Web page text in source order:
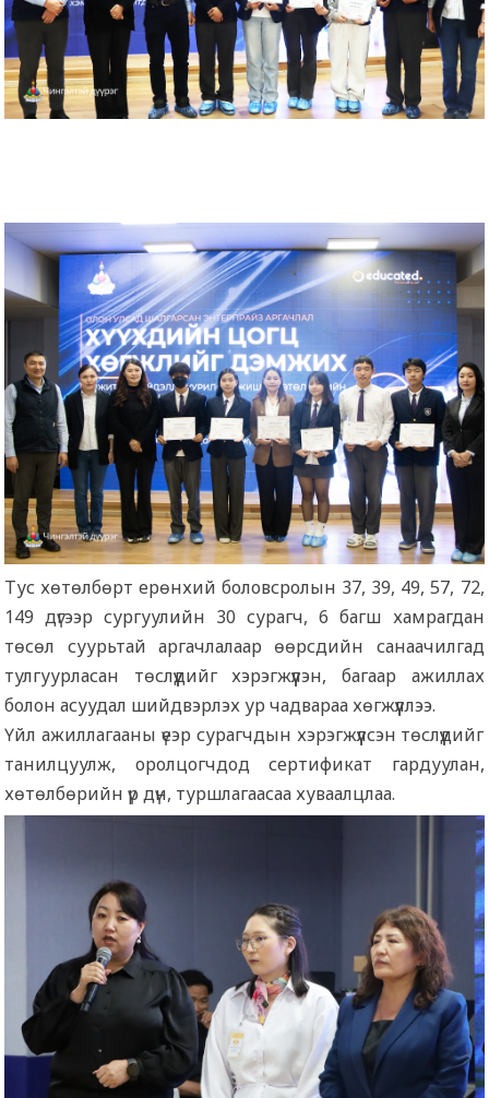
Тус хөтөлбөрт ерөнхий боловсролын 37, 39, 49, 57, 72,
149 дүгээр сургуулийн 30 сурагч, 6 багш хамрагдан
төсөл суурьтай аргачлалаар өөрсдийн санаачилгад
тулгуурласан төслүүдийг хэрэгжүүлэн, багаар ажиллах
болон асуудал шийдвэрлэх ур чадвараа хөгжүүллээ.
Үйл ажиллагааны үеэр сурагчдын хэрэгжүүлсэн төслүүдийг
танилцуулж, оролцогчдод сертификат гардуулан,
хөтөлбөрийн үр дүн, туршлагаасаа хуваалцлаа.